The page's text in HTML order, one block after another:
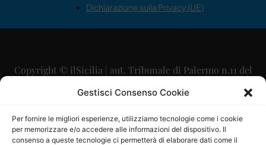
Gestisci Consenso Cookie
Per fornire le migliori esperienze, utilizziamo tecnologie come i cookie
per memorizzare e/o accedere alle informazioni del dispositivo. Il
consenso a queste tecnologie ci permetterà di elaborare dati come il
Dichiarazione sulla Privacy (UE)
Copyright © ilSicilia | aut. Tribunale di Palermo n.11 del
29/09/2015
Direttore Editoriale: Maurizio Scaglione